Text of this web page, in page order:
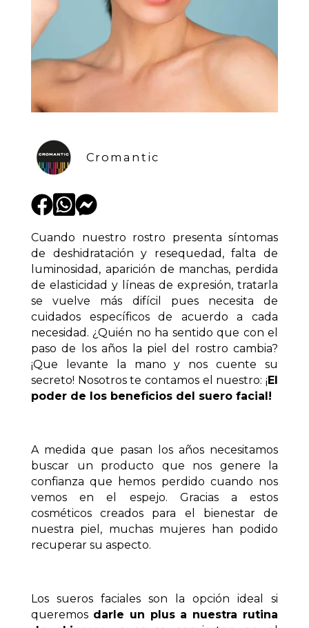
Cromantic
Cuando nuestro rostro presenta síntomas
de deshidratación y resequedad, falta de
luminosidad, aparición de manchas, perdida
de elasticidad y líneas de expresión, tratarla
se vuelve más difícil pues necesita de
cuidados específicos de acuerdo a cada
necesidad. ¿Quién no ha sentido que con el
paso de los años la piel del rostro cambia?
¡Que levante la mano y nos cuente su
secreto! Nosotros te contamos el nuestro: ¡El
poder de los beneficios del suero facial!
A medida que pasan los años necesitamos
buscar un producto que nos genere la
confianza que hemos perdido cuando nos
vemos en el espejo. Gracias a estos
cosméticos creados para el bienestar de
nuestra piel, muchas mujeres han podido
recuperar su aspecto.
Los sueros faciales son la opción ideal si
queremos darle un plus a nuestra rutina